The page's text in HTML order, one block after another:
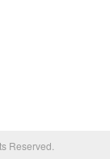
Reserved.